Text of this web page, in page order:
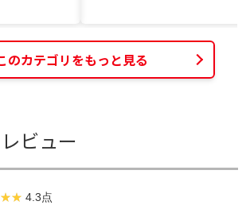
のカテゴリをもっと見る
ビュー
4.3点